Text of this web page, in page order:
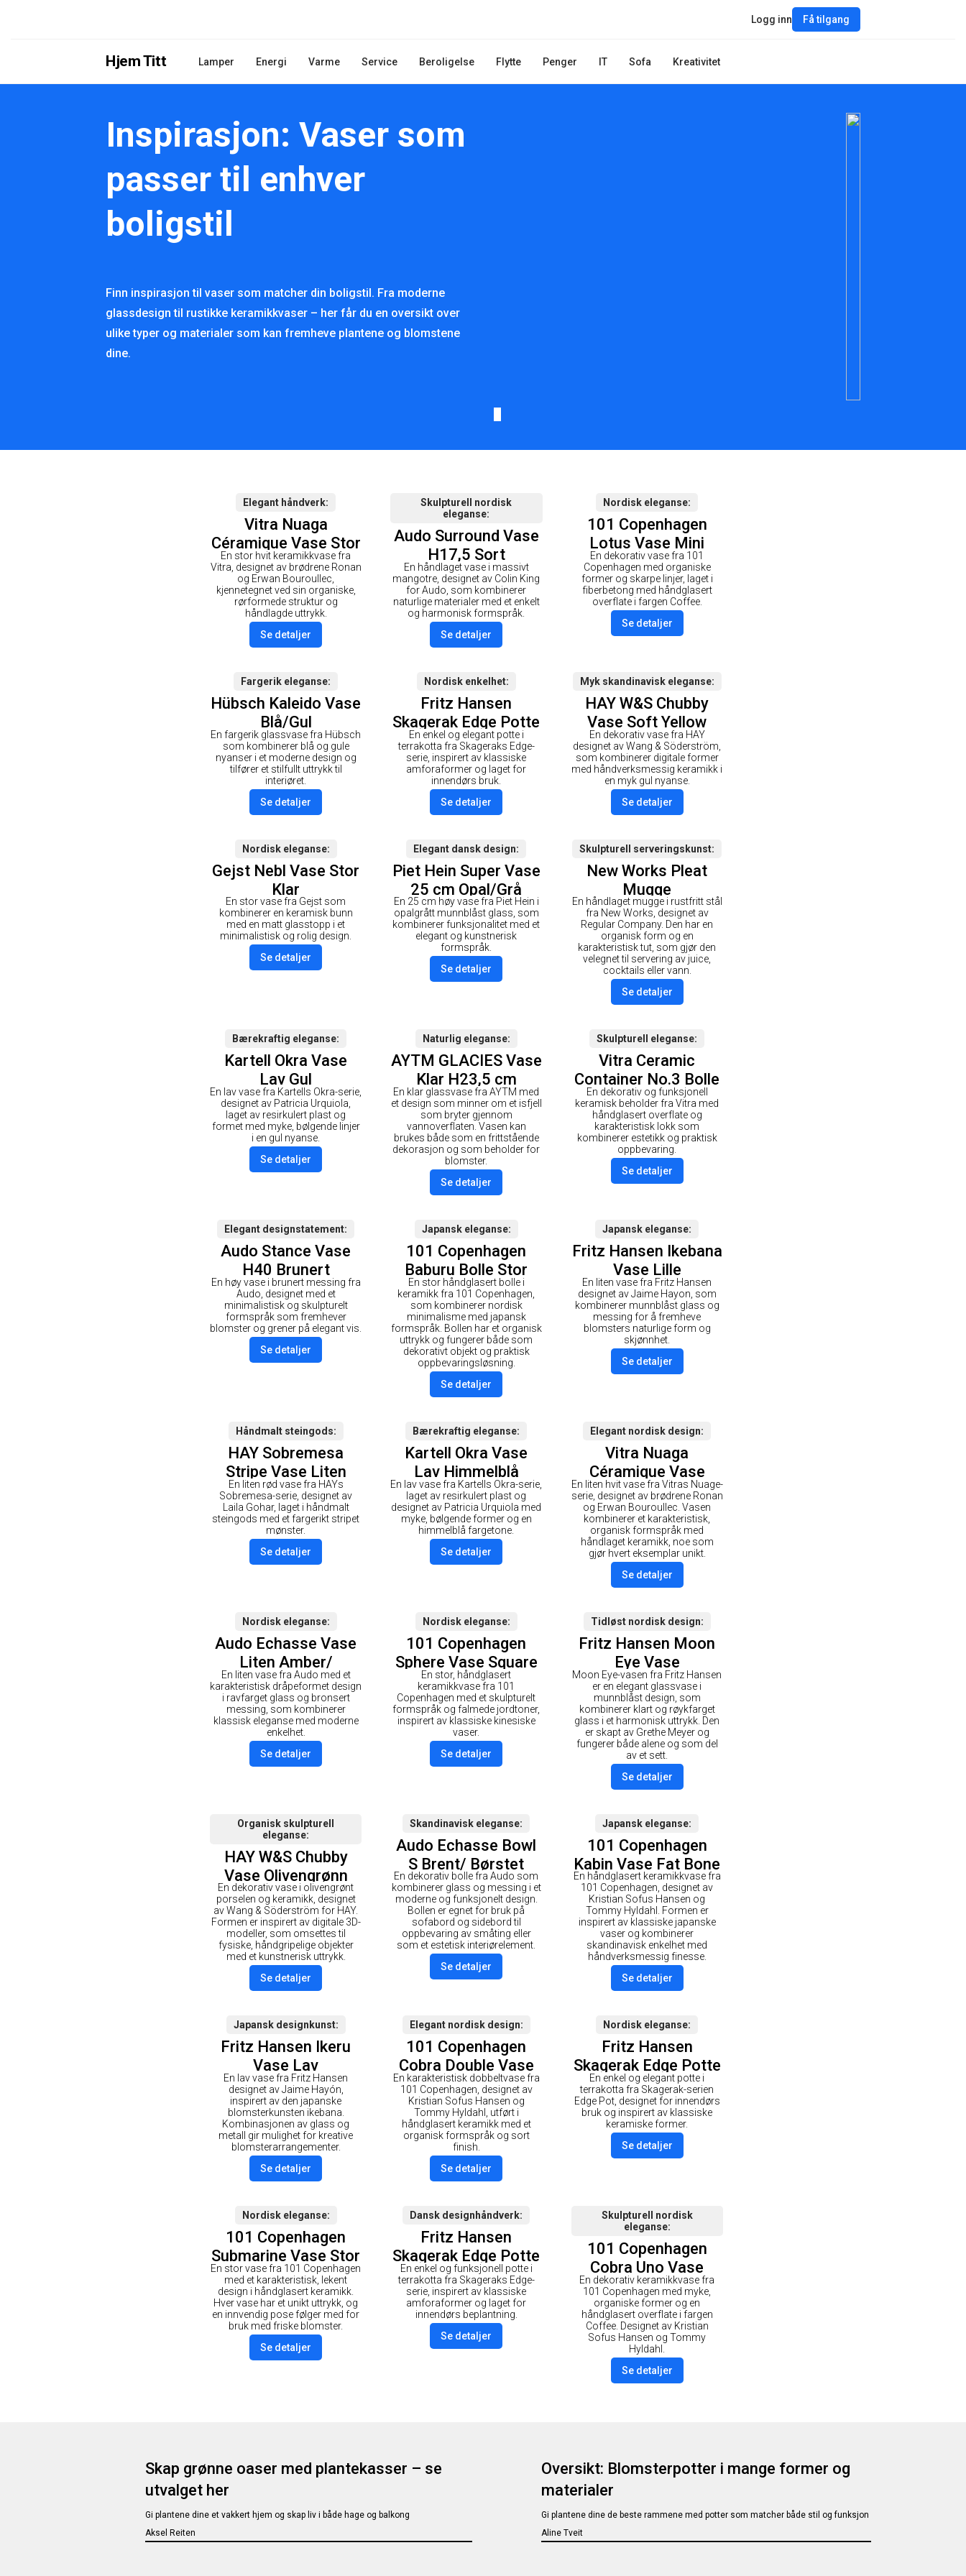
Hjem Titt Lamper Energi Varme Service Beroligelse Flytte Penger IT Sofa Kreativitet
Logg inn Få tilgang
Inspirasjon: Vaser som
passer til enhver
boligstil
Finn inspirasjon til vaser som matcher din boligstil. Fra moderne
glassdesign til rustikke keramikkvaser – her får du en oversikt over
ulike typer og materialer som kan fremheve plantene og blomstene
dine.
Elegant håndverk
Vitra Nuaga
Céramique Vase Stor
Hvit
En stor hvit keramikkvase fra
Vitra, designet av brødrene Ronan
og Erwan Bouroullec,
kjennetegnet ved sin organiske,
rørformede struktur og
håndlagde uttrykk.
Se detaljer
Skulpturell nordisk
eleganse
Audo Surround Vase
H17,5 Sort
En håndlaget vase i massivt
mangotre, designet av Colin King
for Audo, som kombinerer
naturlige materialer med et enkelt
og harmonisk formspråk.
Se detaljer
Nordisk eleganse
101 Copenhagen
Lotus Vase Mini
Coffee
En dekorativ vase fra 101
Copenhagen med organiske
former og skarpe linjer, laget i
fiberbetong med håndglasert
overflate i fargen Coffee.
Se detaljer
Fargerik eleganse
Hübsch Kaleido Vase
Blå/Gul
En fargerik glassvase fra Hübsch
som kombinerer blå og gule
nyanser i et moderne design og
tilfører et stilfullt uttrykk til
interiøret.
Se detaljer
Nordisk enkelhet
Fritz Hansen
Skagerak Edge Potte
Ø25 Light Grey
En enkel og elegant potte i
terrakotta fra Skageraks Edge-
serie, inspirert av klassiske
amforaformer og laget for
innendørs bruk.
Se detaljer
Myk skandinavisk eleganse
HAY W&S Chubby
Vase Soft Yellow
En dekorativ vase fra HAY
designet av Wang & Söderström,
som kombinerer digitale former
med håndverksmessig keramikk i
en myk gul nyanse.
Se detaljer
Nordisk eleganse
Gejst Nebl Vase Stor
Klar
En stor vase fra Gejst som
kombinerer en keramisk bunn
med en matt glasstopp i et
minimalistisk og rolig design.
Se detaljer
Elegant dansk design
Piet Hein Super Vase
25 cm Opal/Grå
En 25 cm høy vase fra Piet Hein i
opalgrått munnblåst glass, som
kombinerer funksjonalitet med et
elegant og kunstnerisk
formspråk.
Se detaljer
Skulpturell serveringskunst
New Works Pleat
Mugge
En håndlaget mugge i rustfritt stål
fra New Works, designet av
Regular Company. Den har en
organisk form og en
karakteristisk tut, som gjør den
velegnet til servering av juice,
cocktails eller vann.
Se detaljer
Bærekraftig eleganse
Kartell Okra Vase
Lav Gul
En lav vase fra Kartells Okra-serie,
designet av Patricia Urquiola,
laget av resirkulert plast og
formet med myke, bølgende linjer
i en gul nyanse.
Se detaljer
Naturlig eleganse
AYTM GLACIES Vase
Klar H23,5 cm
En klar glassvase fra AYTM med
et design som minner om et isfjell
som bryter gjennom
vannoverflaten. Vasen kan
brukes både som en frittstående
dekorasjon og som beholder for
blomster.
Se detaljer
Skulpturell eleganse
Vitra Ceramic
Container No.3 Bolle
Dark Aubergine
En dekorativ og funksjonell
keramisk beholder fra Vitra med
håndglasert overflate og
karakteristisk lokk som
kombinerer estetikk og praktisk
oppbevaring.
Se detaljer
Elegant designstatement
Audo Stance Vase
H40 Brunert
Messing
En høy vase i brunert messing fra
Audo, designet med et
minimalistisk og skulpturelt
formspråk som fremhever
blomster og grener på elegant vis.
Se detaljer
Japansk eleganse
101 Copenhagen
Baburu Bolle Stor
Bjørk/Hvit
En stor håndglasert bolle i
keramikk fra 101 Copenhagen,
som kombinerer nordisk
minimalisme med japansk
formspråk. Bollen har et organisk
uttrykk og fungerer både som
dekorativt objekt og praktisk
oppbevaringsløsning.
Se detaljer
Japansk eleganse
Fritz Hansen Ikebana
Vase Lille
En liten vase fra Fritz Hansen
designet av Jaime Hayon, som
kombinerer munnblåst glass og
messing for å fremheve
blomsters naturlige form og
skjønnhet.
Se detaljer
Håndmalt steingods
HAY Sobremesa
Stripe Vase Liten
Rød
En liten rød vase fra HAYs
Sobremesa-serie, designet av
Laila Gohar, laget i håndmalt
steingods med et fargerikt stripet
mønster.
Se detaljer
Bærekraftig eleganse
Kartell Okra Vase
Lav Himmelblå
En lav vase fra Kartells Okra-serie,
laget av resirkulert plast og
designet av Patricia Urquiola med
myke, bølgende former og en
himmelblå fargetone.
Se detaljer
Elegant nordisk design
Vitra Nuaga
Céramique Vase
Liten Hvit
En liten hvit vase fra Vitras Nuage-
serie, designet av brødrene Ronan
og Erwan Bouroullec. Vasen
kombinerer et karakteristisk,
organisk formspråk med
håndlaget keramikk, noe som
gjør hvert eksemplar unikt.
Se detaljer
Nordisk eleganse
Audo Echasse Vase
Liten Amber/
Bronsert Messing
En liten vase fra Audo med et
karakteristisk dråpeformet design
i ravfarget glass og bronsert
messing, som kombinerer
klassisk eleganse med moderne
enkelhet.
Se detaljer
Nordisk eleganse
101 Copenhagen
Sphere Vase Square
Stor Sand
En stor, håndglasert
keramikkvase fra 101
Copenhagen med et skulpturelt
formspråk og falmede jordtoner,
inspirert av klassiske kinesiske
vaser.
Se detaljer
Tidløst nordisk design
Fritz Hansen Moon
Eye Vase
Moon Eye-vasen fra Fritz Hansen
er en elegant glassvase i
munnblåst design, som
kombinerer klart og røykfarget
glass i et harmonisk uttrykk. Den
er skapt av Grethe Meyer og
fungerer både alene og som del
av et sett.
Se detaljer
Organisk skulpturell
eleganse
HAY W&S Chubby
Vase Olivengrønn
En dekorativ vase i olivengrønt
porselen og keramikk, designet
av Wang & Söderström for HAY.
Formen er inspirert av digitale 3D-
modeller, som omsettes til
fysiske, håndgripelige objekter
med et kunstnerisk uttrykk.
Se detaljer
Skandinavisk eleganse
Audo Echasse Bowl
S Brent/ Børstet
Messing
En dekorativ bolle fra Audo som
kombinerer glass og messing i et
moderne og funksjonelt design.
Bollen er egnet for bruk på
sofabord og sidebord til
oppbevaring av småting eller
som et estetisk interiørelement.
Se detaljer
Japansk eleganse
101 Copenhagen
Kabin Vase Fat Bone
White
En håndglasert keramikkvase fra
101 Copenhagen, designet av
Kristian Sofus Hansen og
Tommy Hyldahl. Formen er
inspirert av klassiske japanske
vaser og kombinerer
skandinavisk enkelhet med
håndverksmessig finesse.
Se detaljer
Japansk designkunst
Fritz Hansen Ikeru
Vase Lav
En lav vase fra Fritz Hansen
designet av Jaime Hayón,
inspirert av den japanske
blomsterkunsten ikebana.
Kombinasjonen av glass og
metall gir mulighet for kreative
blomsterarrangementer.
Se detaljer
Elegant nordisk design
101 Copenhagen
Cobra Double Vase
Hexa Sort
En karakteristisk dobbeltvase fra
101 Copenhagen, designet av
Kristian Sofus Hansen og
Tommy Hyldahl, utført i
håndglasert keramikk med et
organisk formspråk og sort
finish.
Se detaljer
Nordisk eleganse
Fritz Hansen
Skagerak Edge Potte
Ø35 Light Grey
En enkel og elegant potte i
terrakotta fra Skagerak-serien
Edge Pot, designet for innendørs
bruk og inspirert av klassiske
keramiske former.
Se detaljer
Nordisk eleganse
101 Copenhagen
Submarine Vase Stor
Lys grå
En stor vase fra 101 Copenhagen
med et karakteristisk, lekent
design i håndglasert keramikk.
Hver vase har et unikt uttrykk, og
en innvendig pose følger med for
bruk med friske blomster.
Se detaljer
Dansk designhåndverk
Fritz Hansen
Skagerak Edge Potte
Ø18 Terracotta
En enkel og funksjonell potte i
terrakotta fra Skageraks Edge-
serie, inspirert av klassiske
amforaformer og laget for
innendørs beplantning.
Se detaljer
Skulpturell nordisk
eleganse
101 Copenhagen
Cobra Uno Vase
Medium Coffee
En dekorativ keramikkvase fra
101 Copenhagen med myke,
organiske former og en
håndglasert overflate i fargen
Coffee. Designet av Kristian
Sofus Hansen og Tommy
Hyldahl.
Se detaljer
Skap grønne oaser med plantekasser – se
utvalget her
Gi plantene dine et vakkert hjem og skap liv i både hage og balkong
Aksel Reiten
Oversikt: Blomsterpotter i mange former og
materialer
Gi plantene dine de beste rammene med potter som matcher både stil og funksjon
Aline Tveit